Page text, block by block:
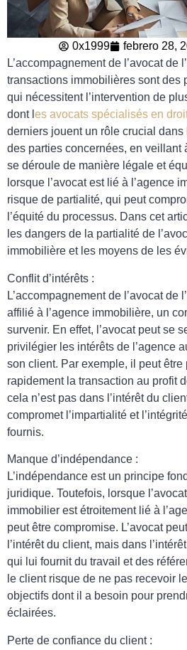
0x1999 febrero 28,
L’accompagnement de l’avocat de
transactions immobilières sont des
qui nécessitent l’intervention de
dont l es avocats spécialisés en
derniers jouent un rôle crucial
des parties concernées, en veillant
se déroule de manière légale et
lorsque l’avocat est lié à l’agence
risque de partialité, qui peut
l’équité du processus. Dans cet
les dangers de la partialité de
immobilière et les moyens de les
Conflit d’intérêts :
L’accompagnement de l’avocat de
affilié à l’agence immobilière, un
survenir. En effet, l’avocat peut se
privilégier les intérêts de l’agence
son client. Par exemple, il peut
rapidement la transaction au profit
cela n’est pas dans l’intérêt du
compromet l’impartialité et
fournis.
Manque d’indépendance :
L’indépendance est un principe
juridique. Toutefois, lorsque
immobilier est étroitement lié à
peut être compromise. L’avocat
l’intérêt du client, mais dans
qui lui fournit du travail et des
le client risque de ne pas recevoir
objectifs dont il a besoin pour
éclairées.
Perte de confiance du client :